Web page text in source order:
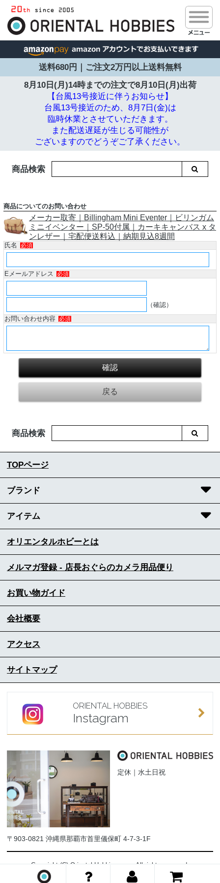
送料680円｜ご注文2万円以上送料無料
8月10日(月)14時までの注文で8月10日(月)出荷
【台風13号接近に伴うお知らせ】
台風13号接近のため、8月7日(金)は
臨時休業とさせていただきます。
また配送遅延が生じる可能性が
ございますのでどうぞご了承ください。
商品検索
商品についてのお問い合わせ
メーカー取寄｜Billingham Mini Eventer｜ビリンガム
ミニイベンター｜SP-50付属｜カーキキャンバス x タ
ンレザー｜宅配便送料込｜納期見込8週間
氏名 必須
Eメールアドレス 必須
（確認）
お問い合わせ内容
必須
商品検索
TOPページ
ブランド
アイテム
オリエンタルホビーとは
メルマガ登録 - 店長おぐらのカメラ用品便り
お買い物ガイド
会社概要
アクセス
サイトマップ
ORIENTAL HOBBIES
Instagram
定休｜水土日祝
〒903-0821 沖縄県那覇市首里儀保町 4-7-3-1F
Copyright (C) Oriental-Hobbies.com. All rights reserved.